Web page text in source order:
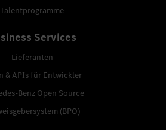
Talentprogramme
Services
Lieferanten
& APIs für Entwickler
Benz Open Source
(BPO)